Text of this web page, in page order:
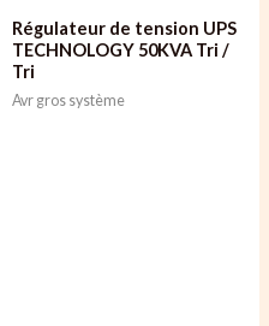
Régulateur de tension UPS
TECHNOLOGY 50KVA Tri /
Tri
Avr gros système